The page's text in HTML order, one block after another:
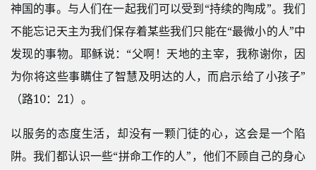
神国的事。与人们在一起我们可以受到“持续的陶成”。我们
不能忘记天主为我们保存着某些我们只能在“最微小的人”中
发现的事物。耶稣说：“父啊！天地的主宰，我称谢你，因
为你将这些事瞒住了智慧及明达的人，而启示给了小孩子”
（路10：21）。
以服务的态度生活，却没有一颗门徒的心，这会是一个陷
阱。我们都认识一些“拼命工作的人”，他们不顾自己的身心